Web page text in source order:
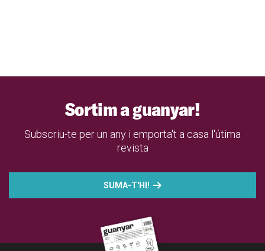
Sortim a guanyar!
Subscriu-te per un any i emporta't a casa l'útima
revista
SUMA-T'HI!